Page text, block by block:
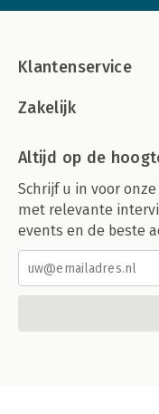
Klantenservice
Zakelijk
Altijd op de
Schrijf u in voor
met relevante
events en de beste